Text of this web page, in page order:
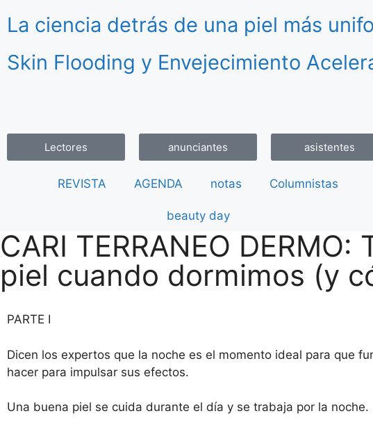
La ciencia detrás de una piel más
Skin Flooding y Envejecimiento
Lectores anunciantes asistentes
REVISTA AGENDA notas Columnistas
beauty day
CARI TERRANEO
piel cuando dormimos (y
PARTE I
Dicen los expertos que la noche es el momento ideal para que
hacer para impulsar sus efectos.
Una buena piel se cuida durante el día y se trabaja por la noche.